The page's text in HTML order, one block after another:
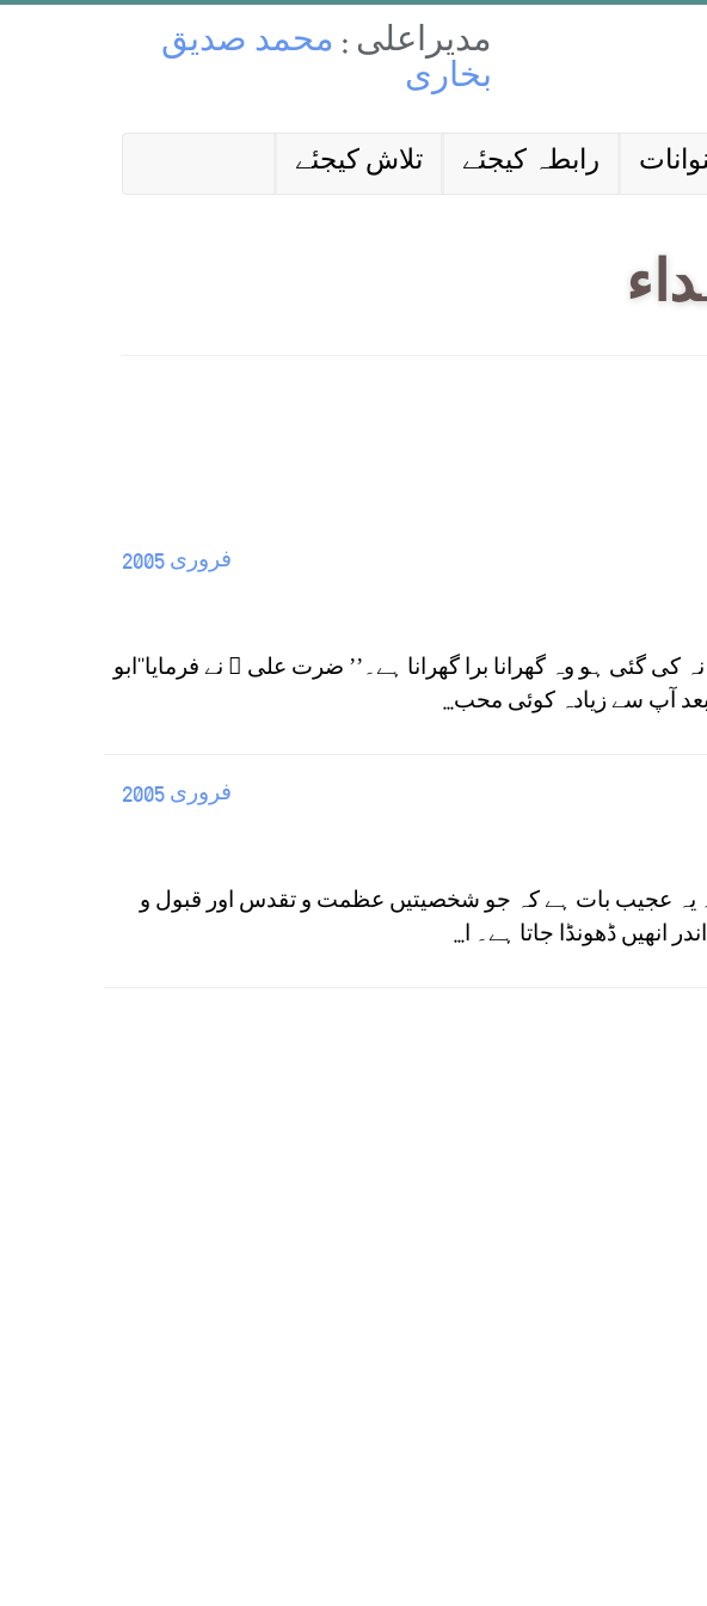
مدیراعلی : محمد صدیق
بخاری
تلاش کیجئے رابطہ کیجئے
فروری 2005
ہو وہ گھرانا برا گھرانا ہے۔’’ ضرت علی ؓ نے فرمایا‘‘ابو
آپ سے زیادہ کوئی محب...
فروری 2005
یہ عجیب بات ہے کہ جو شخصیتیں عظمت و تقدس اور قبول و
انھیں ڈھونڈا جاتا ہے۔ ا...